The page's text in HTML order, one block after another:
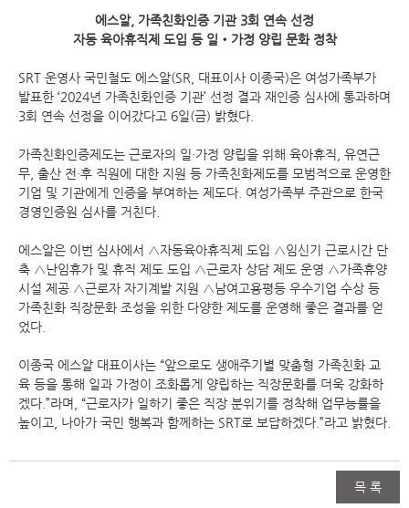
에스알, 가족친화인증 기관 3회 연속 선정
자동 육아휴직제 도입 등 일‧가정 양립 문화 정착
SRT 운영사 국민철도 에스알(SR, 대표이사 이종국)은 여성가족부가
발표한 ‘2024년 가족친화인증 기관’ 선정 결과 재인증 심사에 통과하며
3회 연속 선정을 이어갔다고 6일(금) 밝혔다.
가족친화인증제도는 근로자의 일·가정 양립을 위해 육아휴직, 유연근
무, 출산 전·후 직원에 대한 지원 등 가족친화제도를 모범적으로 운영한
기업 및 기관에게 인증을 부여하는 제도다. 여성가족부 주관으로 한국
경영인증원 심사를 거친다.
에스알은 이번 심사에서 △자동육아휴직제 도입 △임신기 근로시간 단
축 △난임휴가 및 휴직 제도 도입 △근로자 상담 제도 운영 △가족휴양
시설 제공 △근로자 자기계발 지원 △남여고용평등 우수기업 수상 등
가족친화 직장문화 조성을 위한 다양한 제도를 운영해 좋은 결과를 얻
었다.
이종국 에스알 대표이사는 “앞으로도 생애주기별 맞춤형 가족친화 교
육 등을 통해 일과 가정이 조화롭게 양립하는 직장문화를 더욱 강화하
겠다.”라며, “근로자가 일하기 좋은 직장 분위기를 정착해 업무능률을
높이고, 나아가 국민 행복과 함께하는 SRT로 보답하겠다.”라고 밝혔다.
목 록